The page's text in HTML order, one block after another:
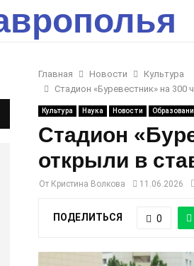
Главная Новости
Культура
Стадион «Буревестник» на
Культура Наука Новости
Стадион
открыли в
От Кристина Волкова 11.06.2026
ПОДЕЛИТЬСЯ 0